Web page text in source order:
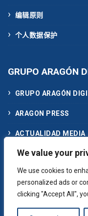
We value your
We use cookies to
personalized ads or
clicking "Accept All",
编辑原则
个人数据保护
GRUPO ARAGÓN
GRUPO ARAGÓN
ARAGON PRESS
ACTUALIDAD MEDIA
联系我们
© 2024 aragondigital.com.